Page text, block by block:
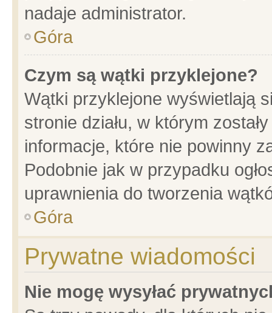
nadaje administrator.
Góra
Czym są wątki przyklejone?
Wątki przyklejone wyświetlają
stronie działu, w którym
informacje, które nie powinny
Podobnie jak w przypadku
uprawnienia do tworzenia
Góra
Prywatne wiadomości
Nie mogę wysyłać